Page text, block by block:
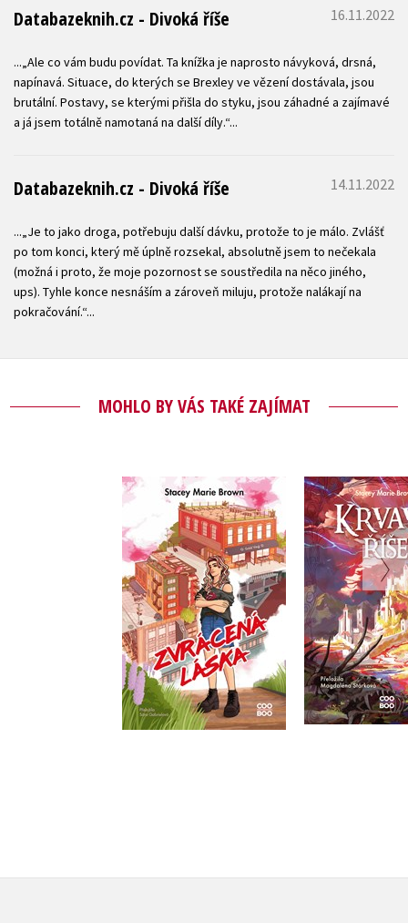
Databazeknih.cz - Divoká říše
16.11.2022
...„Ale co vám budu povídat. Ta knížka je naprosto návyková, drsná,
napínavá. Situace, do kterých se Brexley ve vězení dostávala, jsou
brutální. Postavy, se kterými přišla do styku, jsou záhadné a zajímavé
a já jsem totálně namotaná na další díly.“...
Databazeknih.cz - Divoká říše 14.11.2022
...„Je to jako droga, potřebuju další dávku, protože to je málo. Zvlášť
po tom konci, který mě úplně rozsekal, absolutně jsem to nečekala
(možná i proto, že moje pozornost se soustředila na něco jiného,
ups). Tyhle konce nesnáším a zároveň miluju, protože nalákají na
pokračování.“...
MOHLO BY VÁS TAKÉ ZAJÍMAT
Zvrácená láska
Stacey Marie Brown
Do košíku
449 Kč
359 Kč
Stacey
Do
359 Kč